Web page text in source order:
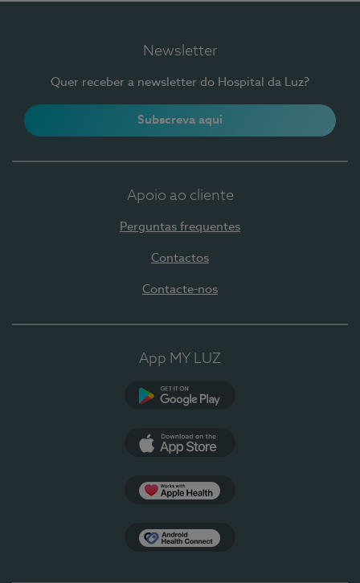
Newsletter
Quer receber a newsletter do Hospital da Luz?
Subscreva aqui
Apoio ao cliente
Perguntas frequentes
Contactos
Contacte-nos
App MY LUZ